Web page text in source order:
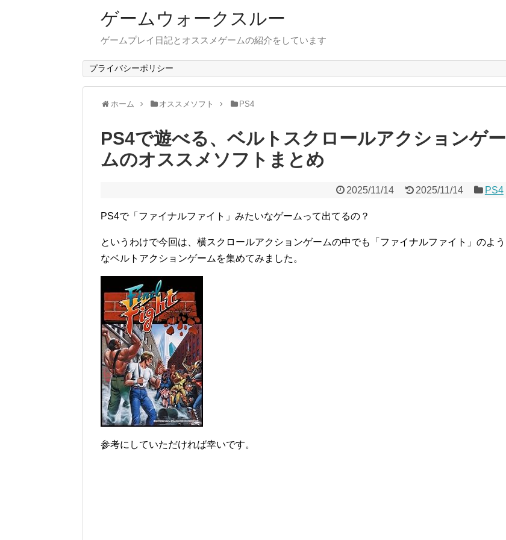
ゲームウォークスルー
ゲームプレイ日記とオススメゲームの紹介をしています
プライバシーポリシー
ホーム オススメソフト PS4
PS4で遊べる、ベルトスクロールアクションゲー
ムのオススメソフトまとめ
2025/11/14 2025/11/14 PS4
PS4で「ファイナルファイト」みたいなゲームって出てるの？
というわけで今回は、横スクロールアクションゲームの中でも「ファイナルファイト」のよう
なベルトアクションゲームを集めてみました。
参考にしていただければ幸いです。